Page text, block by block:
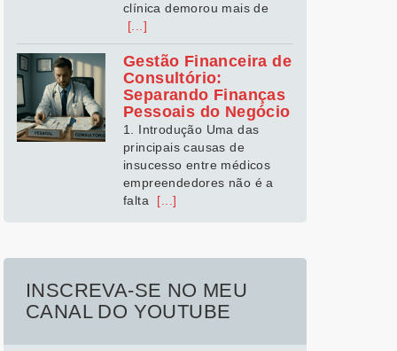
clínica demorou mais de
[...]
Gestão Financeira de
Consultório:
Separando Finanças
Pessoais do Negócio
1. Introdução Uma das
principais causas de
insucesso entre médicos
empreendedores não é a
falta
[...]
INSCREVA-SE NO MEU
CANAL DO YOUTUBE